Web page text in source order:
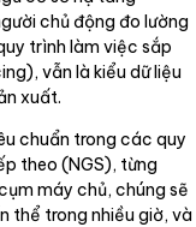
chủ động đo lường
trình làm việc sắp
vẫn là kiểu dữ liệu
xuất.
chuẩn trong các quy
theo (NGS), từng
máy chủ, chúng sẽ
thể trong nhiều giờ, và